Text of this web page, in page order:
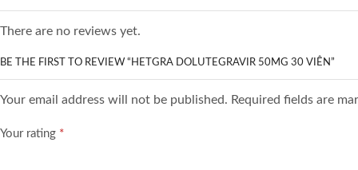
There are no reviews yet.
BE THE FIRST TO REVIEW “HETGRA DOLUTEGRAVIR 50MG 30 VIÊN”
Your email address will not be published. Required fields are
Your rating *